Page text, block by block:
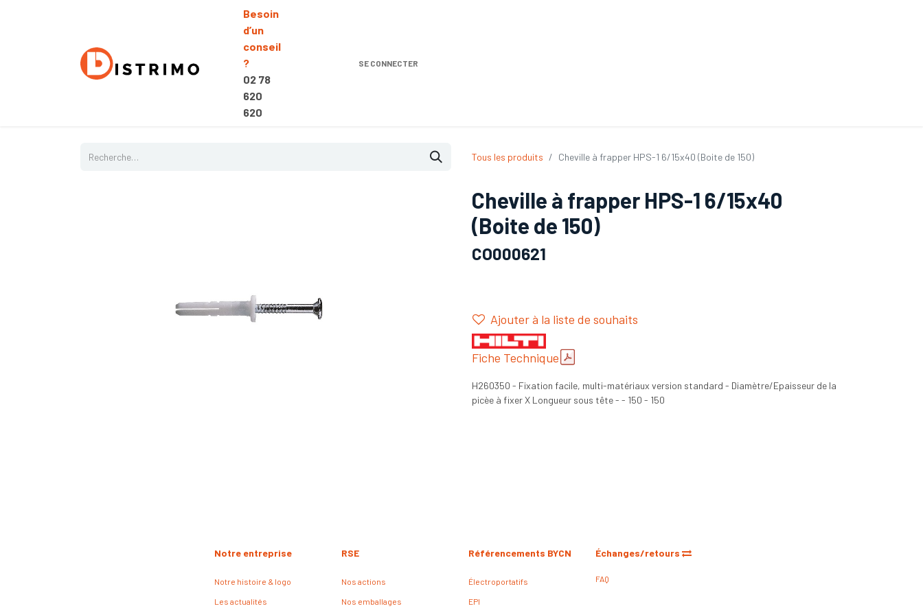
Besoin
d’un
conseil
?
02 78
620
620
SE CONNECTER
Tous les produits Cheville à frapper HPS-1 6/15x40 (Boite de 150)
Cheville à frapper HPS-1 6/15x40
(Boite de 150)
CO000621
Ajouter à la liste de souhaits
Fiche Technique
H260350 - Fixation facile, multi-matériaux version standard - Diamètre/Epaisseur de la
picèe à fixer X Longueur sous tête - - 150 - 150
Échanges/retours
FAQ
Référencements BYCN
Électroportatifs
EPI
RSE
Nos actions
Nos emballages
Notre entreprise
Notre histoire & logo
Les actualités